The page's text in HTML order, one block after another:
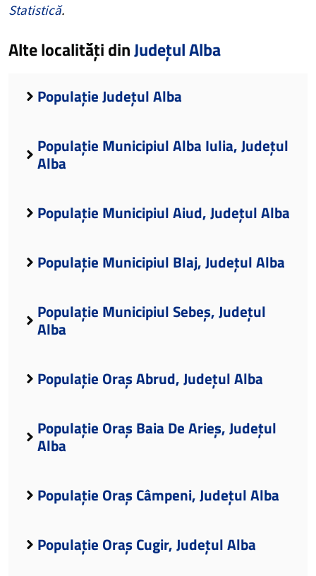
Statistică.
Alte localități dinJudețul Alba
Populație Județul Alba
Populație Municipiul Alba Iulia, Județul
Alba
Populație Municipiul Aiud, Județul Alba
Populație Municipiul Blaj, Județul Alba
Populație Municipiul Sebeș, Județul
Alba
Populație Oraș Abrud, Județul Alba
Populație Oraș Baia De Arieș, Județul
Alba
Populație Oraș Câmpeni, Județul Alba
Populație Oraș Cugir, Județul Alba